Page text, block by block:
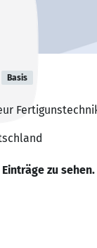
Basis
zu sehen.